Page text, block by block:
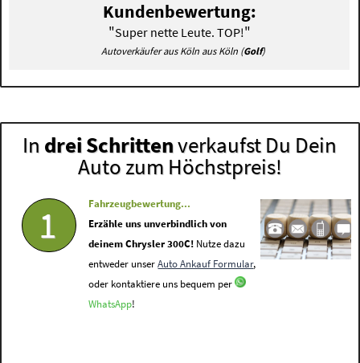
Kundenbewertung:
"Super nette Leute. TOP!"
Autoverkäufer aus Köln aus Köln (Golf)
In drei Schrittenverkaufst Du Dein
Auto zum Höchstpreis!
1
Fahrzeugbewertung...
Erzähle uns unverbindlich von
deinem Chrysler 300C! Nutze dazu
entweder unserAuto Ankauf Formular,
oder kontaktiere uns bequem per
WhatsApp!